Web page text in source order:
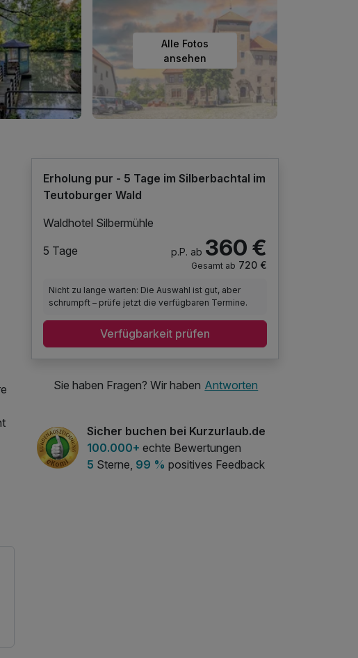
Alle Fotos
ansehen
Erholung pur - 5 Tage im Silberbachtal im
Teutoburger Wald
Waldhotel Silbermühle
5 Tage
p.P. ab 360 €
Gesamt ab 720 €
Nicht zu lange warten: Die Auswahl ist gut, aber
schrumpft – prüfe jetzt die verfügbaren Termine.
Verfügbarkeit prüfen
Sie haben Fragen? Wir haben Antworten
Sicher buchen bei Kurzurlaub.de
100.000+ echte Bewertungen
5 Sterne, 99 % positives Feedback